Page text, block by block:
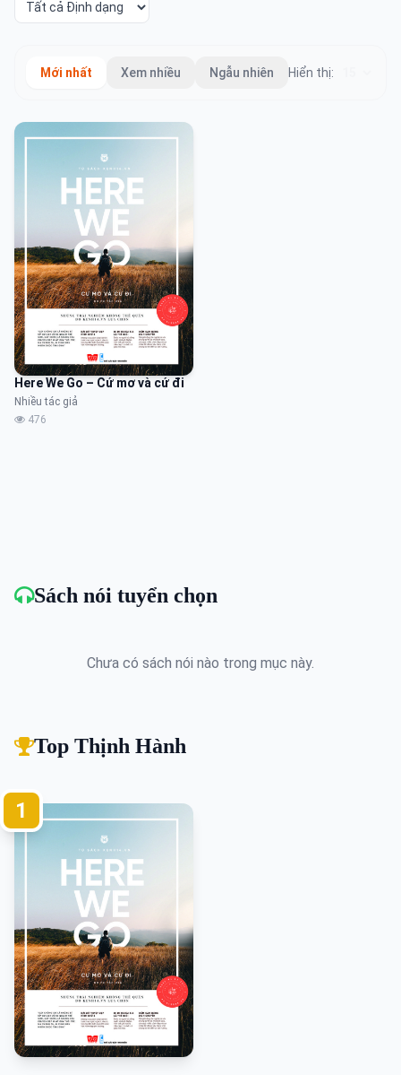
Mới nhất Xem nhiều Ngẫu nhiên Hiển thị:
Here We Go – Cứ mơ và cứ đi
Nhiều tác giả
476
Sách nói tuyển chọn
Chưa có sách nói nào trong mục này.
Top Thịnh Hành
1